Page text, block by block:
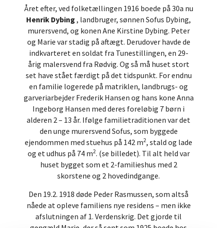
Året efter, ved folketællingen 1916 boede på 30a nu
Henrik Dybing , landbruger, sønnen Sofus Dybing,
murersvend, og konen Ane Kirstine Dybing. Peter
og Marie var stadig på aftægt. Derudover havde de
indkvarteret en soldat fra Tunestillingen, en 29-
årig malersvend fra Rødvig. Og så må huset stort
set have stået færdigt på det tidspunkt. For endnu
en familie logerede på matriklen, landbrugs- og
garveriarbejder Frederik Hansen og hans kone Anna
Ingeborg Hansen med deres foreløbig 7 børn i
alderen 2 – 13 år. Ifølge familietraditionen var det
den unge murersvend Sofus, som byggede
ejendommen med stuehus på 142 m2, stald og lade
og et udhus på 74 m2. (se billedet). Til alt held var
huset bygget som et 2-familieshus med 2
skorstene og 2 hovedindgange.
Den 19.2. 1918 døde Peder Rasmussen, som altså
nåede at opleve familiens nye residens – men ikke
afslutningen af 1. Verdenskrig. Det gjorde til